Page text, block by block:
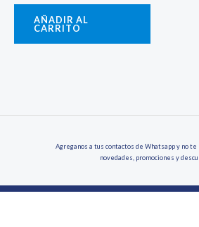
AÑADIR AL
CARRITO
Agreganos a tus contactos de Whatsapp y no
novedades, promociones y